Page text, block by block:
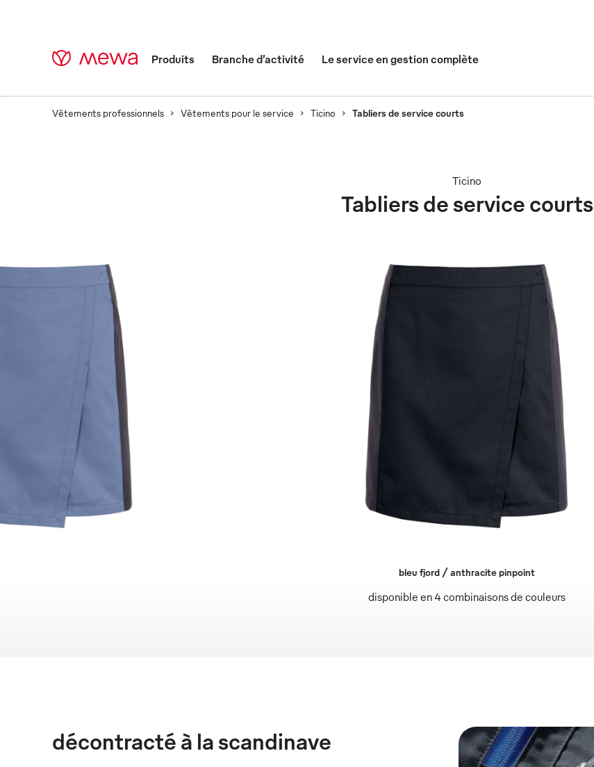
Produits Branche d’activité Le service en gestion complète
Vêtements professionnels Vêtements pour le service Ticino Tabliers de service courts
Tabliers de service courts
Ticino
disponible en 4 combinaisons de couleurs
bleu fjord / anthracite pinpoint
décontracté à la scandinave